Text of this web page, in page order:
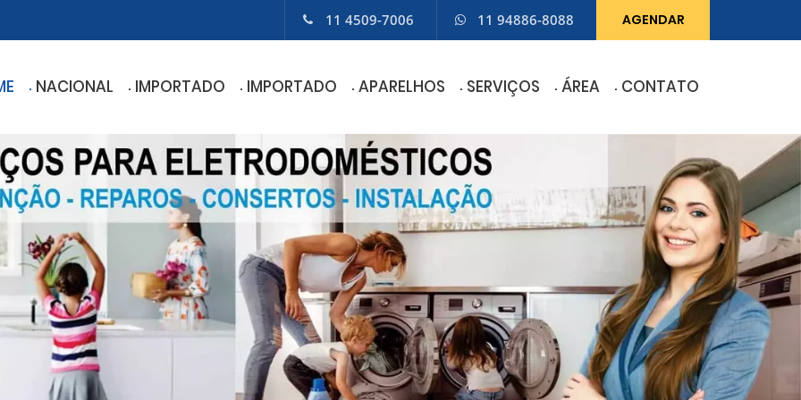
11 4509-7006 11 94886-8088 AGENDAR
NACIONAL IMPORTADO IMPORTADO APARELHOS SERVIÇOS ÁREA CONTATO